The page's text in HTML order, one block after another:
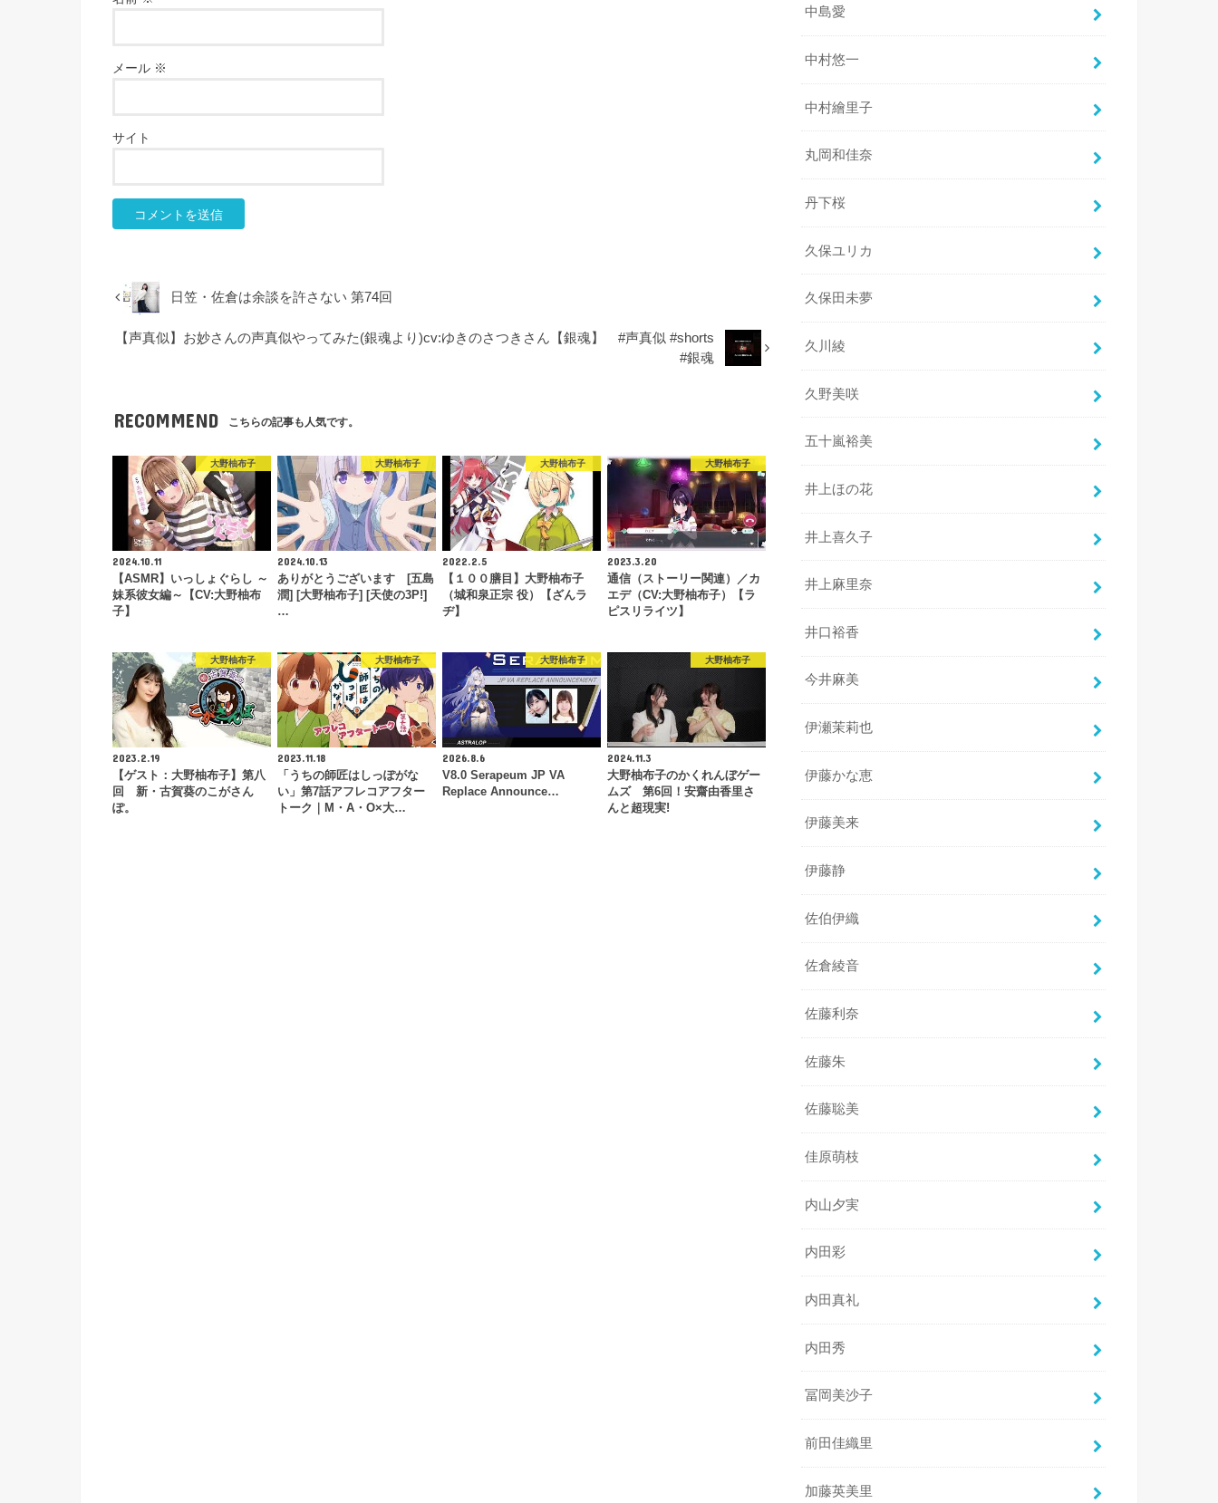
メール ※
サイト
日笠・佐倉は余談を許さない 第74回
【声真似】お妙さんの声真似やってみた(銀魂より)cv:ゆきのさつきさん【銀魂】 #声真似 #shorts
#銀魂
RECOMMEND こちらの記事も人気です。
大野柚布子
2024.10.11
【ASMR】いっしょぐらし ～
妹系彼女編～【CV:大野柚布
子】
大野柚布子
2024.10.13
ありがとうございます [五島
潤] [大野柚布子] [天使の3P!]
…
大野柚布子
2022.2.5
【１００膳目】大野柚布子
（城和泉正宗 役）【ざんラ
ヂ】
大野柚布子
2023.3.20
通信（ストーリー関連）／カ
エデ（CV:大野柚布子）【ラ
ピスリライツ】
大野柚布子
2023.2.19
【ゲスト：大野柚布子】第八
回 新・古賀葵のこがさん
ぽ。
大野柚布子
2023.11.18
「うちの師匠はしっぽがな
い」第7話アフレコアフター
トーク｜M・A・O×大…
大野柚布子
2026.8.6
V8.0 Serapeum JP VA
Replace Announce…
大野柚布子
2024.11.3
大野柚布子のかくれんぼゲー
ムズ 第6回！安齋由香里さ
んと超現実!
中島愛
中村悠一
中村繪里子
丸岡和佳奈
丹下桜
久保ユリカ
久保田未夢
久川綾
久野美咲
五十嵐裕美
井上ほの花
井上喜久子
井上麻里奈
井口裕香
今井麻美
伊瀬茉莉也
伊藤かな恵
伊藤美来
伊藤静
佐伯伊織
佐倉綾音
佐藤利奈
佐藤朱
佐藤聡美
佳原萌枝
内山夕実
内田彩
内田真礼
内田秀
冨岡美沙子
前田佳織里
加藤英美里